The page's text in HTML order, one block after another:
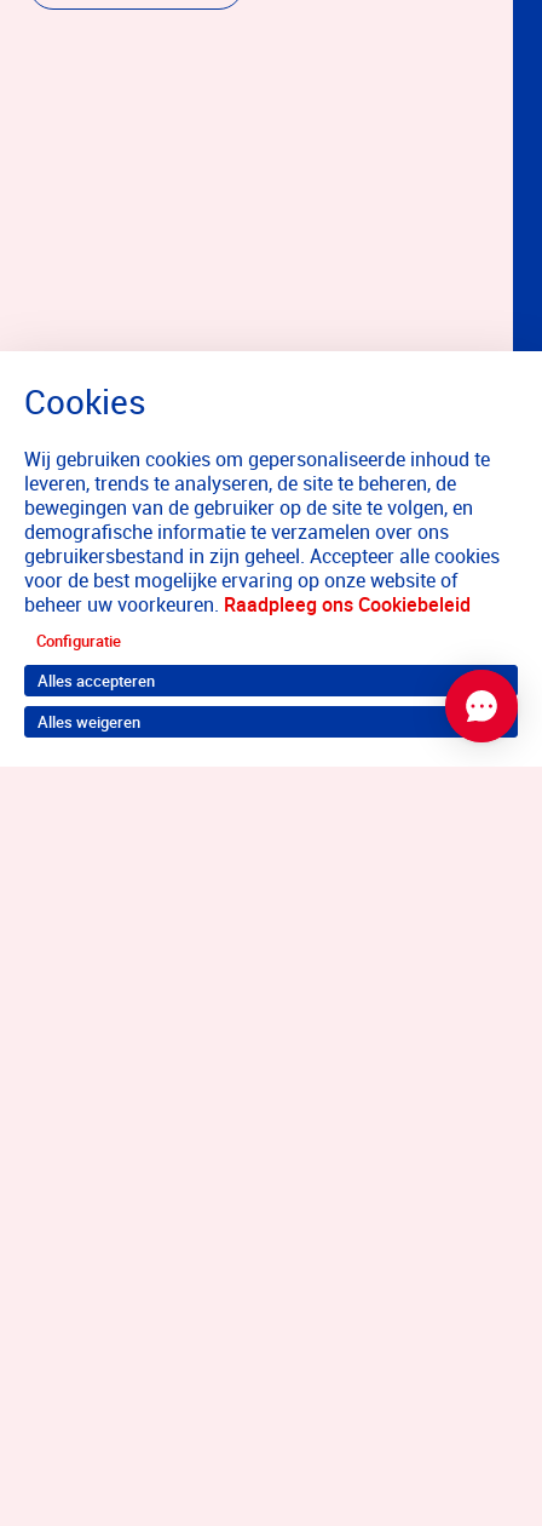
Wij gebruiken cookies om gepersonaliseerde inhoud te
leveren, trends te analyseren, de site te beheren, de
bewegingen van de gebruiker op de site te volgen, en
demografische informatie te verzamelen over ons
gebruikersbestand in zijn geheel. Accepteer alle cookies
voor de best mogelijke ervaring op onze website of
beheer uw voorkeuren. Raadpleeg ons Cookiebeleid
Configuratie
Alles accepteren
Alles weigeren